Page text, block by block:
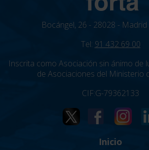
Bocángel, 26 - 28028 - Madrid
Tel: 91 432 69 00
Inscrita como Asociación sin ánimo de
de Asociaciones del Ministerio
CIF:G-79362133
Inicio